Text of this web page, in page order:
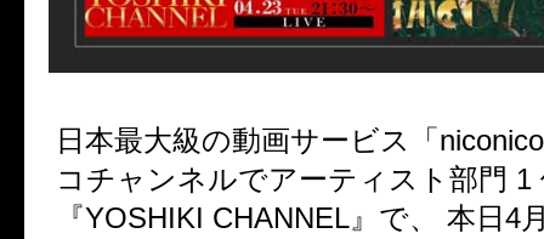
日本最大級の動画サービス「
コチャンネルでアーティスト部門 1
『YOSHIKI CHANNEL』で、 本日4